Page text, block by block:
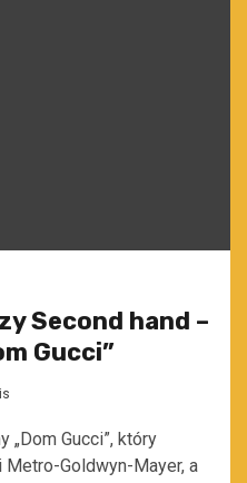
Second hand –
Gucci”
„Dom Gucci”, który
Metro-Goldwyn-Mayer, a